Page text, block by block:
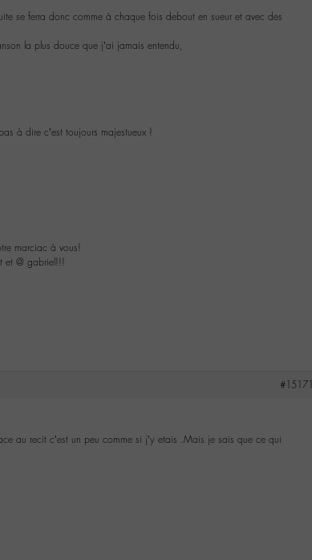
se ferra donc comme à chaque fois debout en sueur et avec des
la plus douce que j’ai jamais entendu,
à dire c’est toujours majestueux !
marciac à vous!
et @ gabriel!!!
#15171
au recit c’est un peu comme si j’y etais .Mais je sais que ce qui